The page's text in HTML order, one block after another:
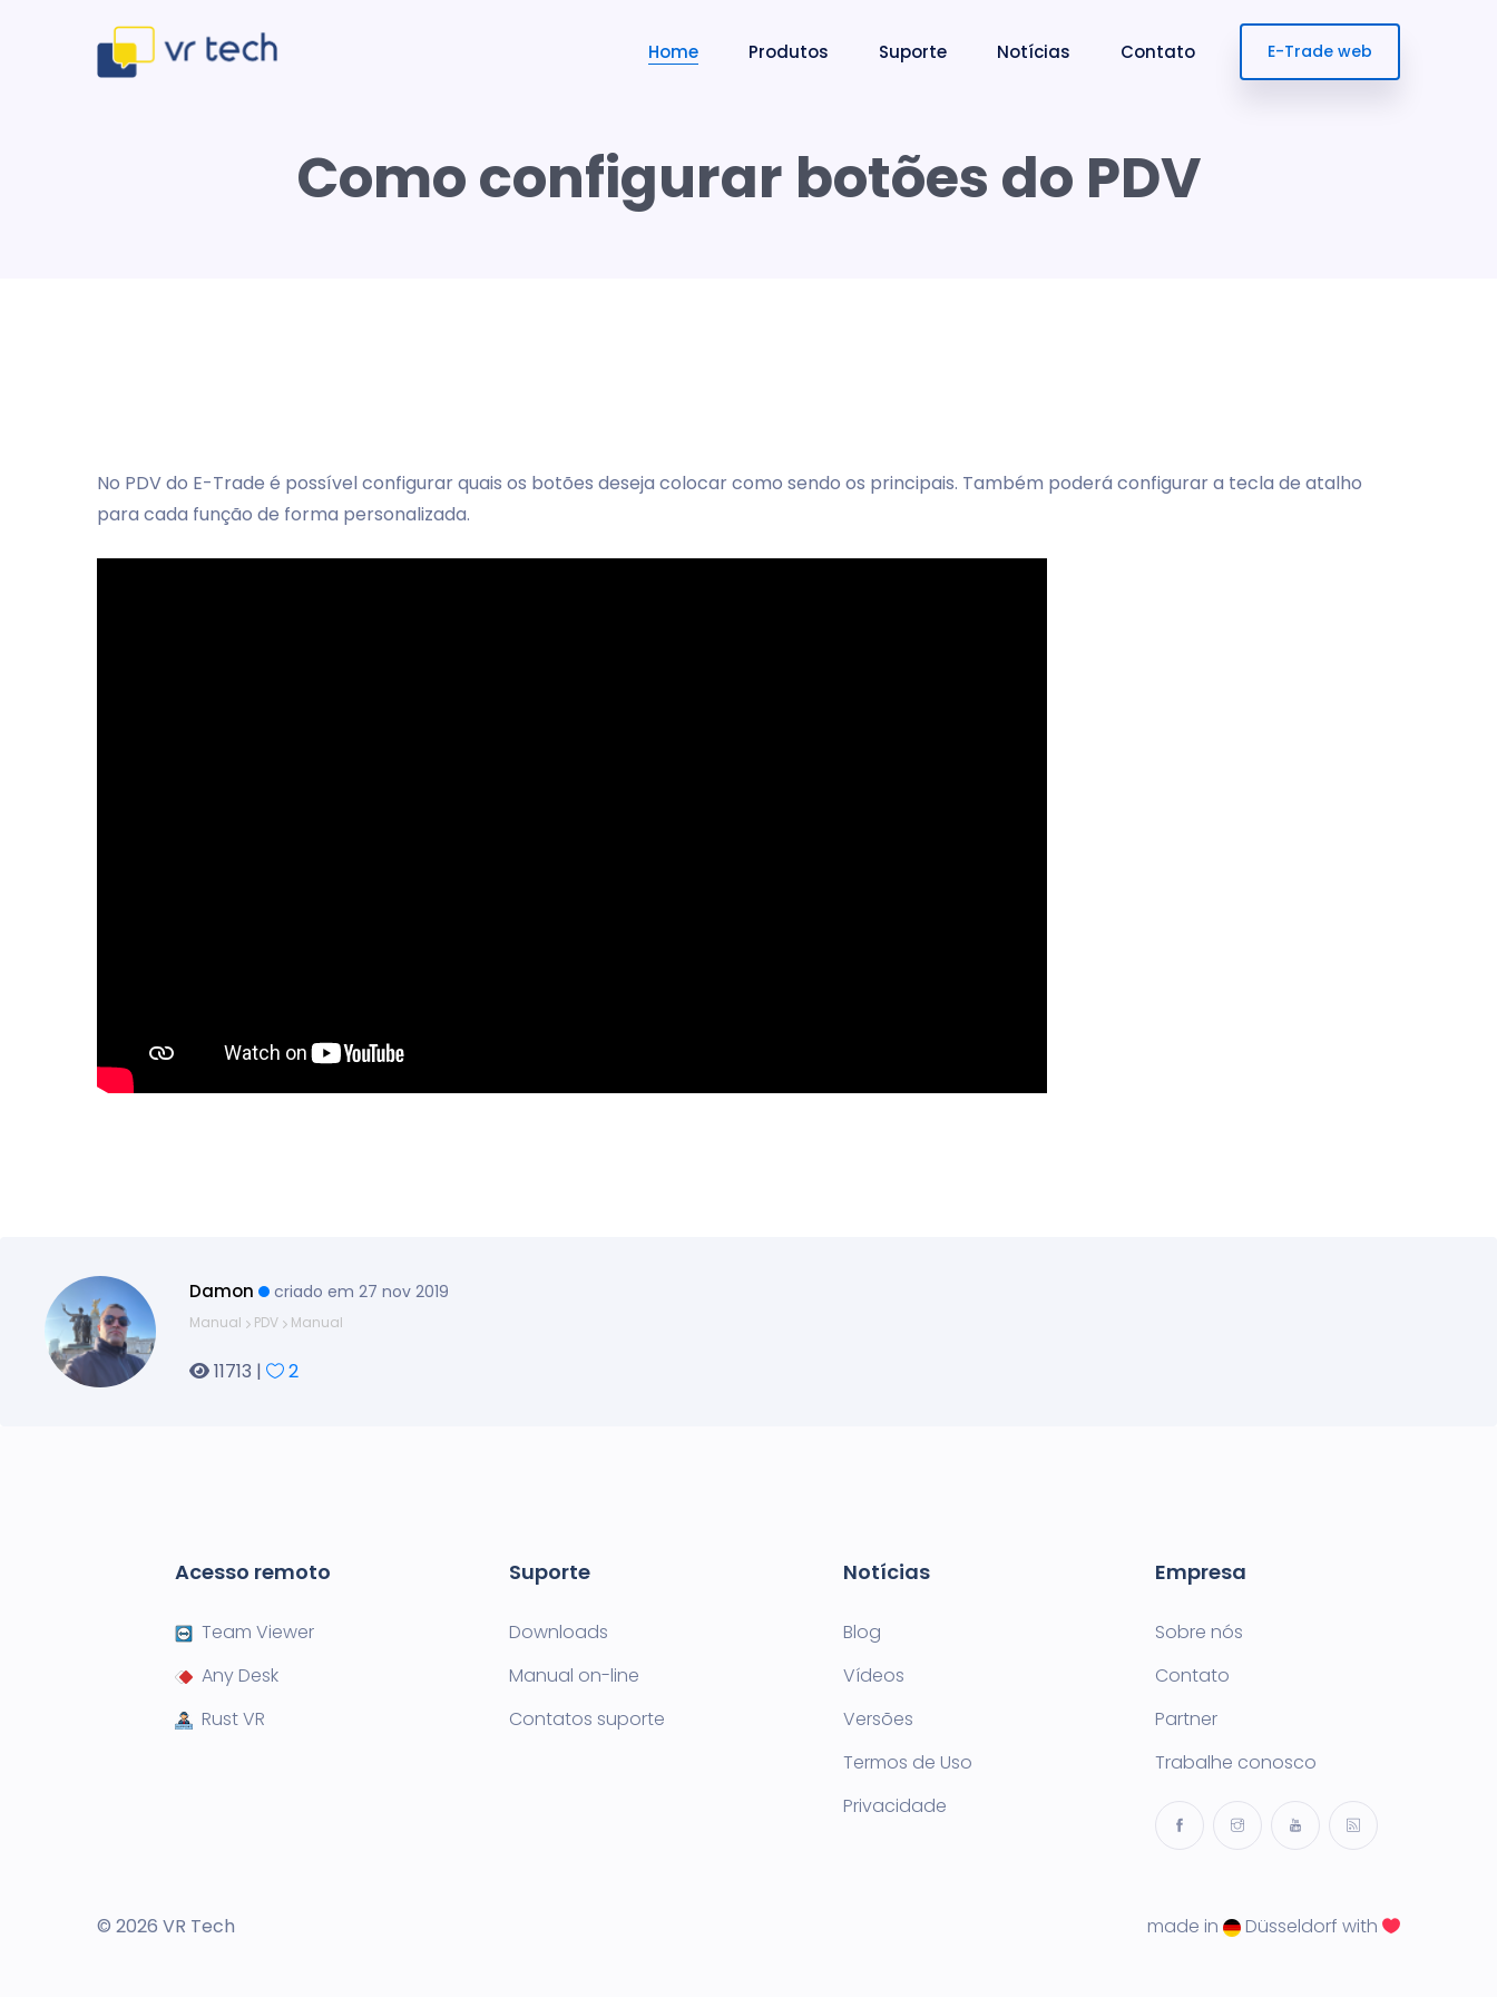
Home Produtos Suporte Notícias Contato E-Trade web
Como configurar botões do PDV
No PDV do E-Trade é possível configurar quais os botões deseja colocar como sendo os principais. Também poderá configurar a tecla de atalho
para cada função de forma personalizada.
Damon criado em 27 nov 2019
Manual PDV Manual
11713 | 2
Acesso remoto
Team Viewer
Any Desk
Rust VR
Suporte
Downloads
Manual on-line
Contatos suporte
Notícias
Blog
Vídeos
Versões
Termos de Uso
Privacidade
Empresa
Sobre nós
Contato
Partner
Trabalhe conosco
© 2026 VR Tech made in Düsseldorf with